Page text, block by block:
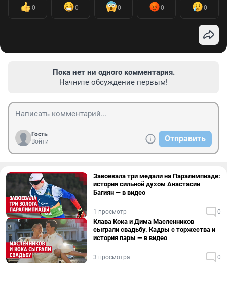
0 0 0 0 0
Пока нет ни одного комментария.
Начните обсуждение первым!
Гость
Войти
Отправить
Завоевала три медали на Паралимпиаде:
история сильной духом Анастасии
Багиян — в видео
1 просмотр 0
Клава Кока и Дима Масленников
сыграли свадьбу. Кадры с торжества и
история пары — в видео
3 просмотра 0